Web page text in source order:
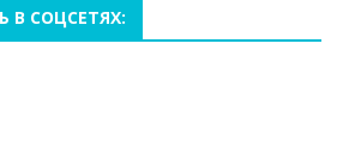
В СОЦСЕТЯХ: